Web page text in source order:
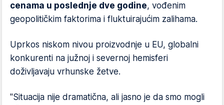
cenama u poslednje dve godine, vođenim
geopolitičkim faktorima i fluktuirajućim zalihama.
Uprkos niskom nivou proizvodnje u EU, globalni
konkurenti na južnoj i severnoj hemisferi
doživljavaju vrhunske žetve.
"Situacija nije dramatična, ali jasno je da smo mogli